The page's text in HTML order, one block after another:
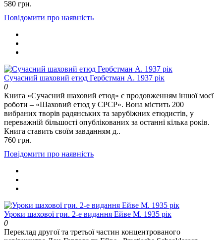
580 грн.
Повідомити про наявність
Сучасний шаховий етюд Гербстман А. 1937 рік
0
Книга «Сучасний шаховий етюд» є продовженням іншої моєї
роботи – «Шаховий етюд у СРСР». Вона містить 200
вибраних творів радянських та зарубіжних етюдистів, у
переважній більшості опублікованих за останні кілька років.
Книга ставить своїм завданням д..
760 грн.
Повідомити про наявність
Уроки шахової гри. 2-е видання Ейве М. 1935 рік
0
Переклад другої та третьої частин концентрованого